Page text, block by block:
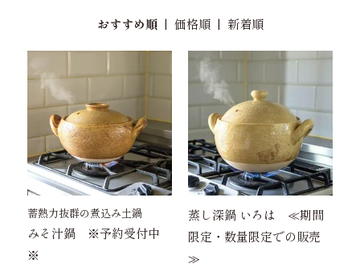
おすすめ順| 価格順| 新着順
蓄熱力抜群の煮込み土鍋
みそ汁鍋 ※予約受付中
※
蒸し深鍋 いろは ≪期間
限定・数量限定での販売
≫